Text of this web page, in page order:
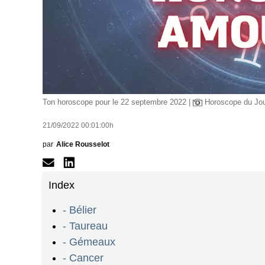
Ton horoscope pour le 22 septembre 2022 | Horoscope du
21/09/2022 00:01:00h
par Alice Rousselot
Index
- Bélier
- Taureau
- Gémeaux
- Cancer